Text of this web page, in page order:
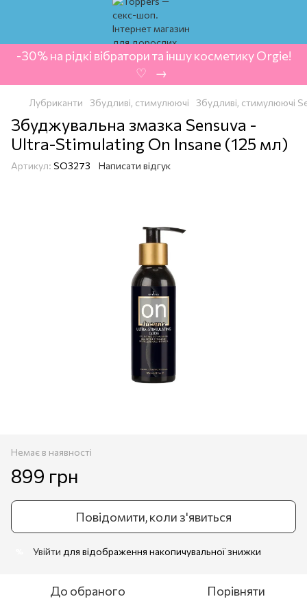
-30% на рідкі вібратори та іншу косметику Orgie!
‍ ♡ ‍ → ‍
Лубриканти Збудливі, стимулюючі Збудливі, стимулюючі
Збуджувальна змазка Sensuva -
Ultra-Stimulating On Insane (125 мл)
Артикул: SO3273 Написати відгук
Немає в наявності
899 грн
Повідомити, коли з'явиться
Увійти для відображення накопичувальної знижки
До обраного Порівняти